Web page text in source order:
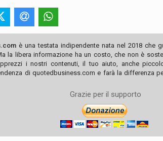
è una testata indipendente nata nel 2018 che
la libera informazione ha un costo, che non è
i nostri contenuti, il tuo aiuto, anche
di quotedbusiness.com e farà la differenza
Grazie per il supporto